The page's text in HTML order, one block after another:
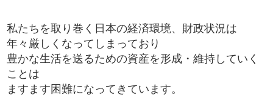
私たちを取り巻く日本の経済環境、財政状況は
年々厳しくなってしまっており
豊かな生活を送るための資産を形成・維持していく
ことは
ますます困難になってきています。